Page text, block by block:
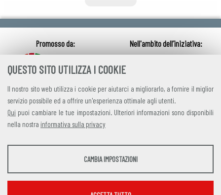
QUESTO SITO UTILIZZA I COOKIE
Il nostro sito web utilizza i cookie per aiutarci a migliorarlo, a fornire il miglior
servizio possibile ed a offrire un'esperienza ottimale agli utenti.
Qui puoi cambiare le tue impostazioni. Ulteriori informazioni sono disponibili
nella nostra informativa sulla privacy
STATISTICHE
CAMBIA IMPOSTAZIONI
credits|privacy|contatti
Alleanza Italiana per lo Sviluppo Sostenibile
Via Farini 17, 00185 Roma C.F. 97893090585 P.IVA 14610671001